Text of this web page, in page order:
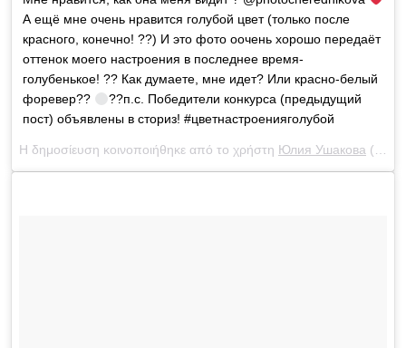
А ещё мне очень нравится голубой цвет (только после
красного, конечно! ??) И это фото оочень хорошо передаёт
оттенок моего настроения в последнее время-
голубенькое! ?? Как думаете, мне идет? Или красно-белый
форевер??
??п.с. Победители конкурса (предыдущий
пост) объявлены в сториз! #цветнастроенияголубой
Η δημοσίευση κοινοποιήθηκε από το χρήστη Юлия Ушакова (@yulia_ushakova) στις